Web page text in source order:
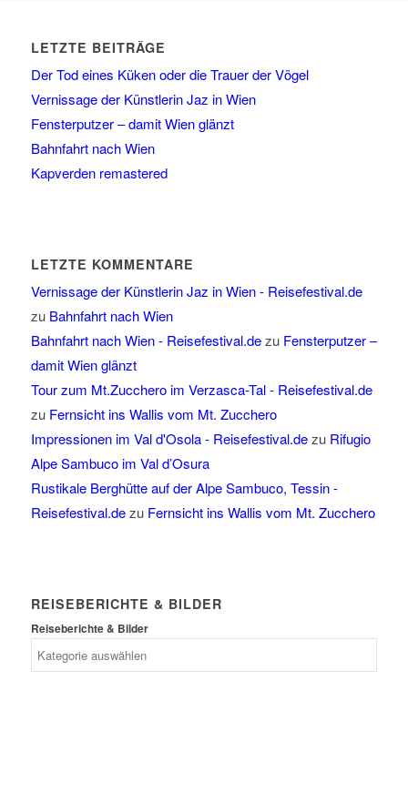
LETZTE BEITRÄGE
Der Tod eines Küken oder die Trauer der Vögel
Vernissage der Künstlerin Jaz in Wien
Fensterputzer – damit Wien glänzt
Bahnfahrt nach Wien
Kapverden remastered
LETZTE KOMMENTARE
Vernissage der Künstlerin Jaz in Wien - Reisefestival.de
zu Bahnfahrt nach Wien
Bahnfahrt nach Wien - Reisefestival.dezu Fensterputzer –
damit Wien glänzt
Tour zum Mt.Zucchero im Verzasca-Tal - Reisefestival.de
zu Fernsicht ins Wallis vom Mt. Zucchero
Impressionen im Val d'Osola - Reisefestival.dezu Rifugio
Alpe Sambuco im Val d’Osura
Rustikale Berghütte auf der Alpe Sambuco, Tessin -
Reisefestival.dezu Fernsicht ins Wallis vom Mt. Zucchero
REISEBERICHTE & BILDER
Reiseberichte & Bilder